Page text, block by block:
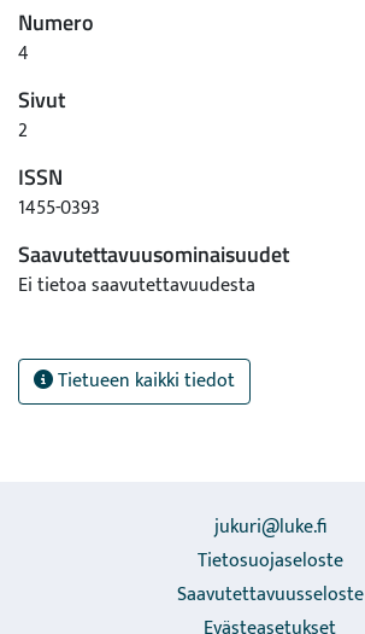
Numero
4
Sivut
2
ISSN
1455-0393
Saavutettavuusominaisuudet
Ei tietoa saavutettavuudesta
Tietueen kaikki tiedot
jukuri@luke.fi
Tietosuojaseloste
Saavutettavuusseloste